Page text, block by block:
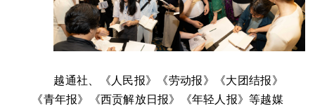
越通社、《人民报》《劳动报》《大团结报》
《青年报》《西贡解放日报》《年轻人报》等越媒